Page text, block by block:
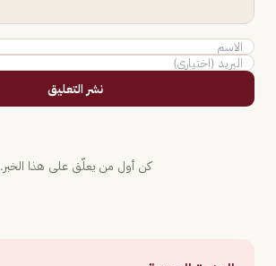
نشر التعليق
كن أول من يعلّق على هذا الخبر.